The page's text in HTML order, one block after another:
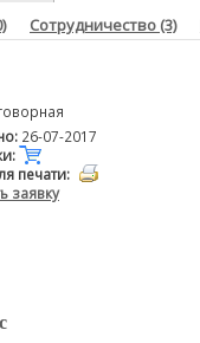
Сотрудничество (3)
26-07-2017
печати:
заявку